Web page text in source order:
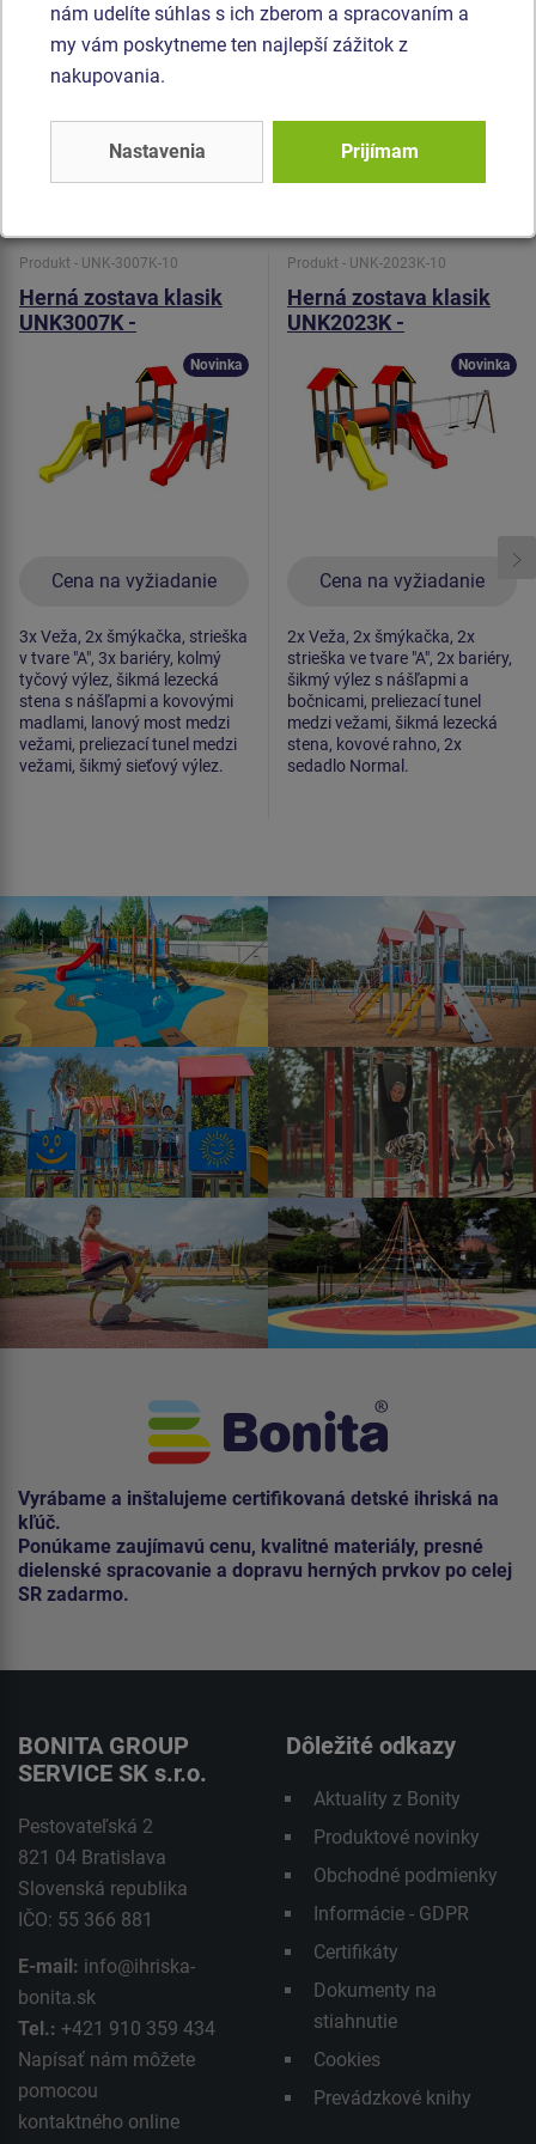
olnosťou proti vode). Preliezacie tunel je vyrobený z HDPE
(celo zafarbený polyetylén, ktorý sa vyznačuje vysokou
spojovací materiál je pozinkovaný alebo nerezový.
Produkt - UNK-3007K-10
Herná zostava klasik
UNK3007K -
Cena na vyžiadanie
Novinka
3x Veža, 2x šmýkačka, strieška
v tvare "A", 3x bariéry, kolmý
tyčový výlez, šikmá lezecká
stena s nášľapmi a kovovými
madlami, lanový most medzi
vežami, preliezací tunel medzi
vežami, šikmý sieťový výlez.
Produkt - UNK-2023K-10
Herná zostava klasik
UNK2023K -
Cena na vyžiadanie
Novinka
2x Veža, 2x šmýkačka, 2x
strieška ve tvare "A", 2x bariéry,
šikmý výlez s nášľapmi a
bočnicami, preliezací tunel
medzi vežami, šikmá lezecká
stena, kovové rahno, 2x
sedadlo Normal.
Vyrábame a inštalujeme certifikovaná detské ihriská na
kľúč.
Ponúkame zaujímavú cenu, kvalitné materiály, presné
dielenské spracovanie a dopravu herných prvkov po celej
SR zadarmo.
BONITA GROUP
SERVICE SK s.r.o.
Pestovateľská 2
821 04 Bratislava
Slovenská republika
IČO: 55 366 881
E-mail: info@ihriska-
bonita.sk
Tel.: +421 910 359 434
Napísať nám môžete
pomocou
kontaktného online
Dôležité odkazy
Aktuality z Bonity
Produktové novinky
Obchodné podmienky
Informácie - GDPR
Certifikáty
Dokumenty na
stiahnutie
Cookies
Prevádzkové knihy
nám udelíte súhlas s ich zberom a spracovaním a
my vám poskytneme ten najlepší zážitok z
nakupovania.
Nastavenia Prijímam